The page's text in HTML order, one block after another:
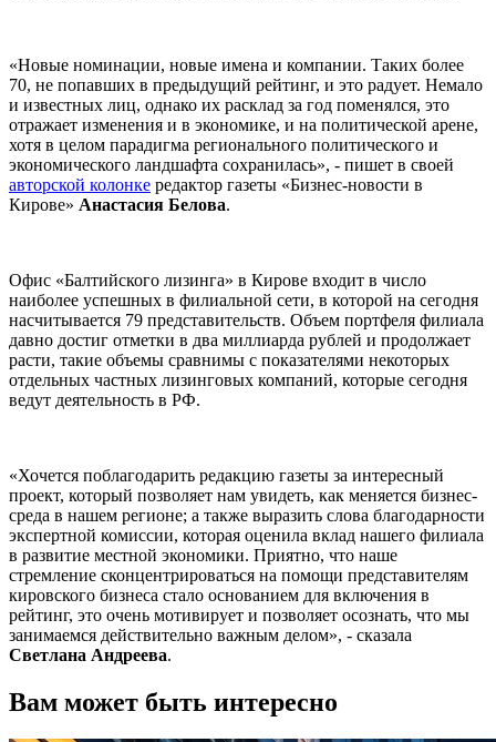
«Новые номинации, новые имена и компании. Таких более
70, не попавших в предыдущий рейтинг, и это радует. Немало
и известных лиц, однако их расклад за год поменялся, это
отражает изменения и в экономике, и на политической арене,
хотя в целом парадигма регионального политического и
экономического ландшафта сохранилась», - пишет в своей
авторской колонке редактор газеты «Бизнес-новости в
Кирове» Анастасия Белова.
Офис «Балтийского лизинга» в Кирове входит в число
наиболее успешных в филиальной сети, в которой на сегодня
насчитывается 79 представительств. Объем портфеля филиала
давно достиг отметки в два миллиарда рублей и продолжает
расти, такие объемы сравнимы с показателями некоторых
отдельных частных лизинговых компаний, которые сегодня
ведут деятельность в РФ.
«Хочется поблагодарить редакцию газеты за интересный
проект, который позволяет нам увидеть, как меняется бизнес-
среда в нашем регионе; а также выразить слова благодарности
экспертной комиссии, которая оценила вклад нашего филиала
в развитие местной экономики. Приятно, что наше
стремление сконцентрироваться на помощи представителям
кировского бизнеса стало основанием для включения в
рейтинг, это очень мотивирует и позволяет осознать, что мы
занимаемся действительно важным делом», - сказала
Светлана Андреева.
Вам может быть интересно